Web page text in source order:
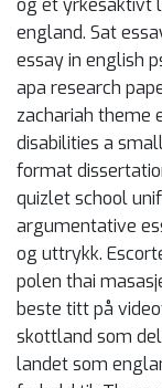
og et yrkesaktivt
england. Sat
essay in english
apa research
zachariah theme
disabilities a
format
quizlet school
argumentative
og uttrykk.
polen thai
beste titt på
skottland som
landet som